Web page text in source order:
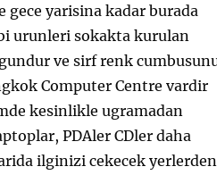
yarisina kadar burada
urunleri sokakta kurulan
ve sirf renk
Computer Centre vardir
kesinlikle ugramadan
PDAler CDler daha
ilginizi cekecek yerlerden